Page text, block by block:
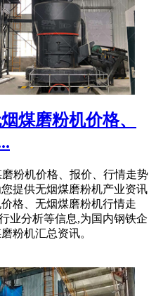
煤磨粉机价格、
粉机价格、报价、行情走势
提供无烟煤磨粉机产业资讯
格、无烟煤磨粉机行情走
业分析等信息,为国内钢铁企
粉机汇总资讯。